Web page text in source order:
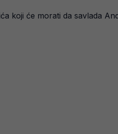
koji će morati da savlada